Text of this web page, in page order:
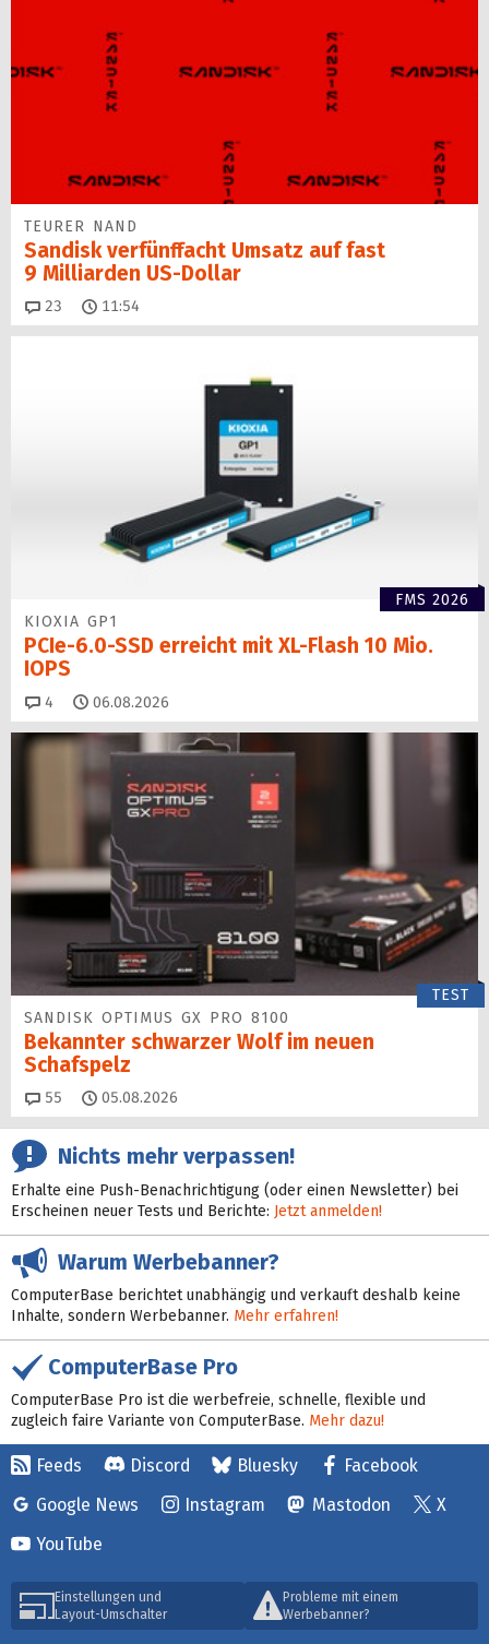
TEURER NAND
Sandisk verfünffacht Umsatz auf fast
9 Milliarden US-Dollar
23 Kommentare
11:54
FMS 2026
KIOXIA GP1
PCIe-6.0-SSD erreicht mit XL-Flash 10 Mio.
IOPS
4 Kommentare
06.08.2026
TEST
SANDISK OPTIMUS GX PRO 8100
Bekannter schwarzer Wolf im neuen
Schafspelz
55 Kommentare
05.08.2026
Nichts mehr verpassen!
Erhalte eine Push-Benachrichtigung (oder einen Newsletter) bei
Erscheinen neuer Tests und Berichte: Jetzt anmelden!
Warum Werbebanner?
ComputerBase berichtet unabhängig und verkauft deshalb keine
Inhalte, sondern Werbebanner. Mehr erfahren!
ComputerBase Pro
ComputerBase Pro ist die werbefreie, schnelle, flexible und
zugleich faire Variante von ComputerBase. Mehr dazu!
Feeds Discord Bluesky
Facebook
Google News
Instagram Mastodon
X
YouTube
Einstellungen und
Layout-Umschalter
Probleme mit einem
Werbebanner?